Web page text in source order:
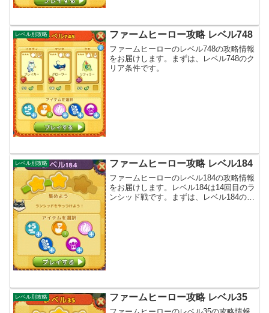
レベル別攻略 ファームヒーロー攻略 レベル748
ファームヒーローのレベル748の攻略情報
をお届けします。まずは、レベル748のク
リア条件です。
レベル別攻略 ファームヒーロー攻略 レベル184
ファームヒーローのレベル184の攻略情報
をお届けします。レベル184は14回目のラ
ンシッド戦です。まずは、レベル184のク
レベル別攻略 ファームヒーロー攻略 レベル35